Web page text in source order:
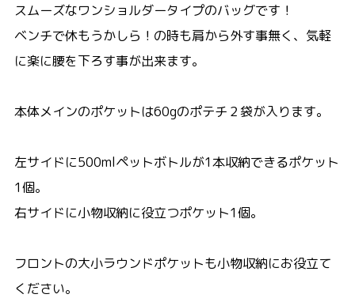
スムーズなワンショルダータイプのバッグです！
ベンチで休もうかしら！の時も肩から外す事無く、気軽
に楽に腰を下ろす事が出来ます。
本体メインのポケットは60gのポテチ２袋が入ります。
左サイドに500mlペットボトルが1本収納できるポケット
1個。
右サイドに小物収納に役立つポケット1個。
フロントの大小ラウンドポケットも小物収納にお役立て
ください。